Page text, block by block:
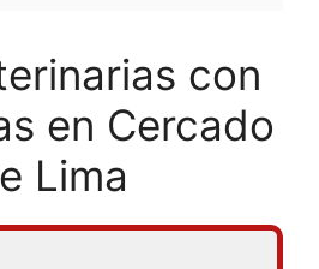
con
en Cercado
Lima